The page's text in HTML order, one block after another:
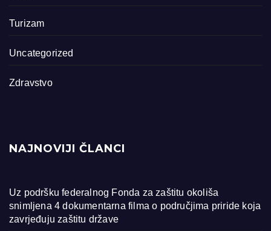
Turizam
Uncategorized
Zdravstvo
NAJNOVIJI ČLANCI
Uz podršku federalnog Fonda za zaštitu okoliša
snimljena 4 dokumentarna filma o područjima priride koja
zavrjeđuju zaštitu države